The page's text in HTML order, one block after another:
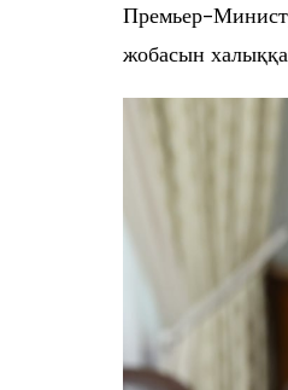
Премьер-
жобасын